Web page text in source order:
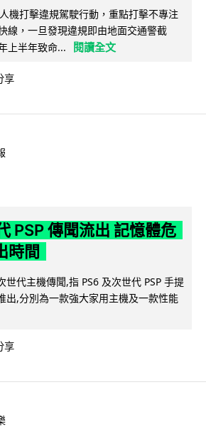
機打擊違規駕駛行動，重點打擊不專注
線，一旦發現違規即由地面交通警截
上半年致命...
閱讀全文
享
PSP 傳聞流出 記憶體危
時間
世代主機傳聞,指 PS6 及次世代 PSP 手提
出,分別為一款強大家用主機及一款性能
享